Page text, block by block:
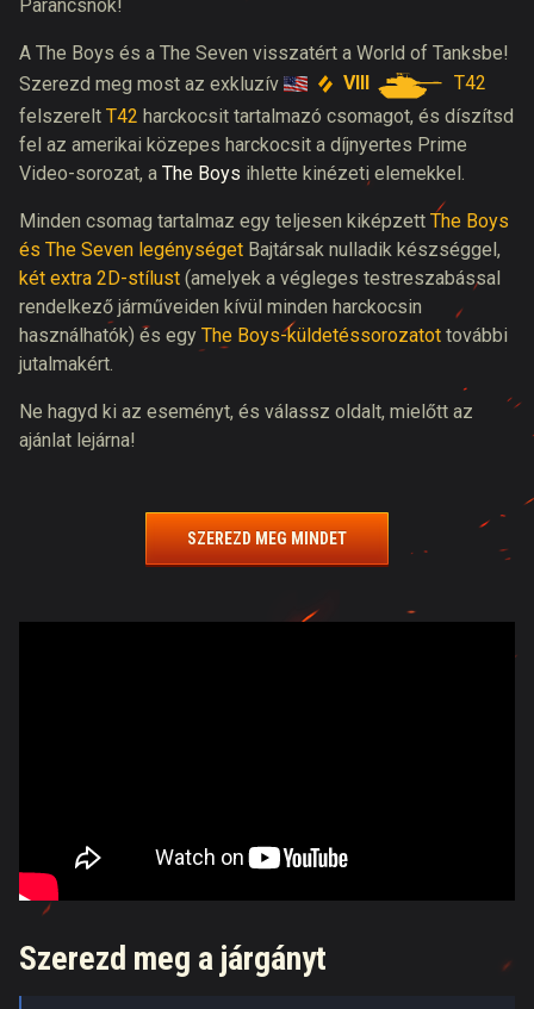
Parancsnok!
A The Boys és a The Seven visszatért a World of Tanksbe!
Szerezd meg most az exkluzív
VIII
T42
felszerelt T42 harckocsit tartalmazó csomagot, és díszítsd
fel az amerikai közepes harckocsit a díjnyertes Prime
Video-sorozat, a The Boys ihlette kinézeti elemekkel.
Minden csomag tartalmaz egy teljesen kiképzett The Boys
és The Seven legénységet Bajtársak nulladik készséggel,
két extra 2D-stílust (amelyek a végleges testreszabással
rendelkező járműveiden kívül minden harckocsin
használhatók) és egy The Boys-küldetéssorozatot további
jutalmakért.
Ne hagyd ki az eseményt, és válassz oldalt, mielőtt az
ajánlat lejárna!
SZEREZD MEG MINDET
Szerezd meg a járgányt